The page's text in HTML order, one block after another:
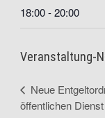
18:00 - 20:00
Veranstaltung-
Neue
öffentlichen